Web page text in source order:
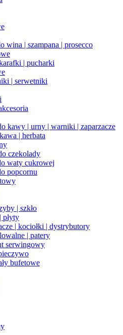
wina | szampana | prosecco
| pucharki
| serwetniki
kawy | urny | warniki | zaparzacze
| herbata
czekolady
waty cukrowej
popcornu
| szkło
płyty
| kociołki | dystrybutory
| patery
serwingowy
bufetowe